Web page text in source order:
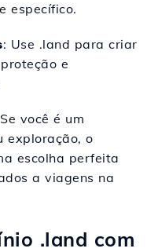
específico.
: Use .land para criar
e
você é um
exploração, o
escolha perfeita
a viagens na
.land com